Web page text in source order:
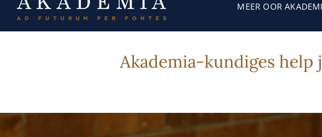
MEER OOR
Akademia-kundiges